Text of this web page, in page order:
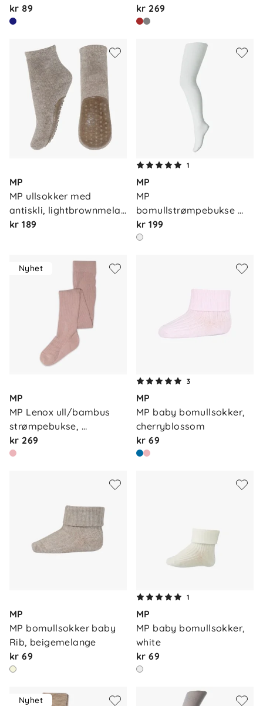
kr 89 kr 269
MP
MP ullsokker med
antiskli, lightbrownmela…
kr 189
1
MP
MP
bomullstrømpebukse
me…
kr 199
Nyhet
MP
MP Lenox ull/bambus
strømpebukse,
woodros…
kr 269
3
MP
MP baby bomullsokker,
cherryblossom
kr 69
MP
MP bomullsokker baby
Rib, beigemelange
kr 69
1
MP
MP baby bomullsokker,
white
kr 69
Nyhet